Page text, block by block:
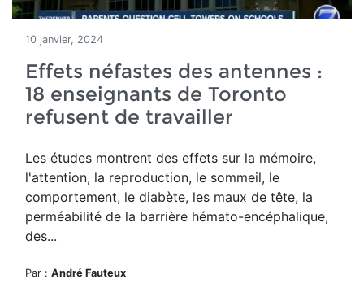
10 janvier, 2024
Effets néfastes des antennes :
18 enseignants de Toronto
refusent de travailler
Les études montrent des effets sur la mémoire,
l'attention, la reproduction, le sommeil, le
comportement, le diabète, les maux de tête, la
perméabilité de la barrière hémato-encéphalique,
des...
Par : André Fauteux